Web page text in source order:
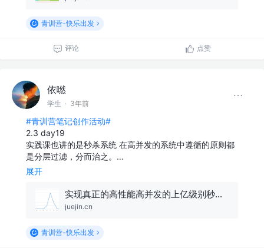
青训营-快乐出发
评论 点赞
依嘫
学生 · 3年前
#青训营笔记创作活动#
2.3 day19
实践课也讲的是秒杀系统 在高并发的系统中遵循的原则都
是分层过滤，分而治之。…
展开
实现真正的高性能高并发的上亿级别秒杀系统！
juejin.cn
青训营-快乐出发